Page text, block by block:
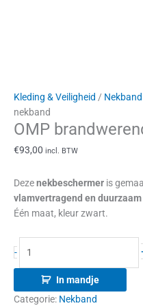
Kleding & Veiligheid / Nekband
nekband
OMP
€93,00 incl. BTW
Dezenekbeschermer is
vlamvertragend en duurzaam
Één maat, kleur zwart.
-
In mandje
Categorie: Nekband